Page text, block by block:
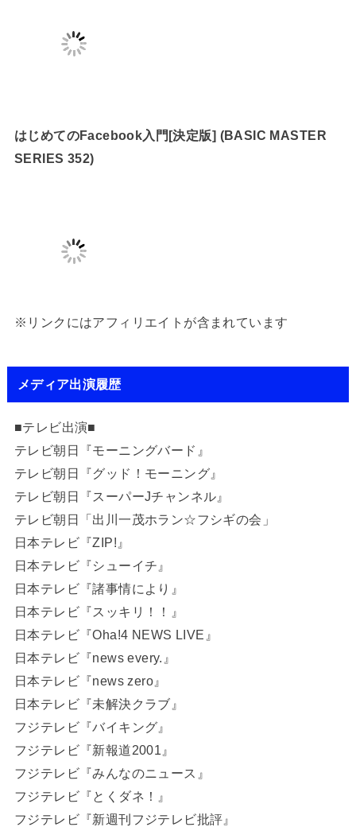
はじめてのFacebook入門[決定版] (BASIC MASTER
SERIES 352)
※リンクにはアフィリエイトが含まれています
メディア出演履歴
■テレビ出演■
テレビ朝日『モーニングバード』
テレビ朝日『グッド！モーニング』
テレビ朝日『スーパーJチャンネル』
テレビ朝日「出川一茂ホラン☆フシギの会」
日本テレビ『ZIP!』
日本テレビ『シューイチ』
日本テレビ『諸事情により』
日本テレビ『スッキリ！！』
日本テレビ『Oha!4 NEWS LIVE』
日本テレビ『news every.』
日本テレビ『news zero』
日本テレビ『未解決クラブ』
フジテレビ『バイキング』
フジテレビ『新報道2001』
フジテレビ『みんなのニュース』
フジテレビ『とくダネ！』
フジテレビ『新週刊フジテレビ批評』